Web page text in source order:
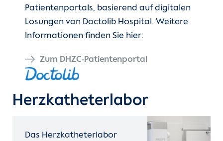
Patientenportals, basierend auf digitalen
Lösungen von Doctolib Hospital. Weitere
Informationen finden Sie hier:
Zum DHZC-Patientenportal
Herzkatheterlabor
Das Herzkatheterlabor